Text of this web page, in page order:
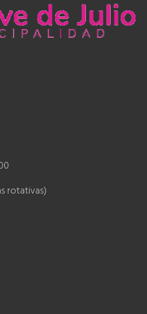
rotativas)